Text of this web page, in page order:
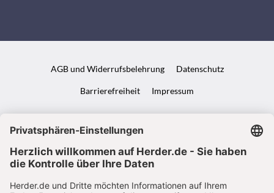
AGB und Widerrufsbelehrung Datenschutz
Barrierefreiheit Impressum
VERTRAG WIDERRUFEN